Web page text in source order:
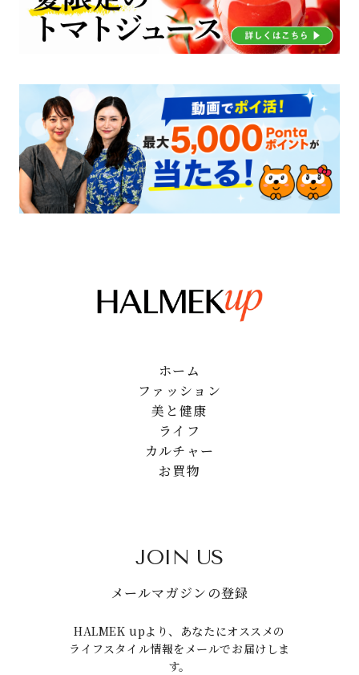
ホーム
ファッション
美と健康
ライフ
カルチャー
お買物
JOIN US
メールマガジンの登録
HALMEK upより、あなたにオススメの
ライフスタイル情報をメールでお届けしま
す。